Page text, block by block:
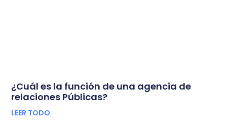
¿Cuál es la función de una agencia de
relaciones Públicas?
LEER TODO